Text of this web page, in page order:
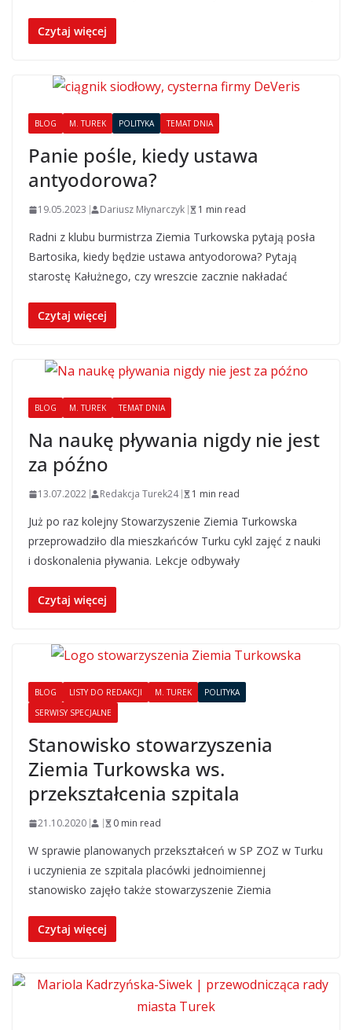
Czytaj więcej
BLOG M. TUREK POLITYKA TEMAT DNIA
Panie pośle, kiedy ustawa
antyodorowa?
19.05.2023 Dariusz Młynarczyk 1 min read
Radni z klubu burmistrza Ziemia Turkowska pytają posła
Bartosika, kiedy będzie ustawa antyodorowa? Pytają
starostę Kałużnego, czy wreszcie zacznie nakładać
Czytaj więcej
BLOG M. TUREK TEMAT DNIA
Na naukę pływania nigdy nie jest
za późno
13.07.2022 Redakcja Turek24 1 min read
Już po raz kolejny Stowarzyszenie Ziemia Turkowska
przeprowadziło dla mieszkańców Turku cykl zajęć z nauki
i doskonalenia pływania. Lekcje odbywały
Czytaj więcej
BLOG LISTY DO REDAKCJI M. TUREK
POLITYKA
SERWISY SPECJALNE
Stanowisko stowarzyszenia
Ziemia Turkowska ws.
przekształcenia szpitala
21.10.2020 0 min read
W sprawie planowanych przekształceń w SP ZOZ w Turku
i uczynienia ze szpitala placówki jednoimiennej
stanowisko zajęło także stowarzyszenie Ziemia
Czytaj więcej